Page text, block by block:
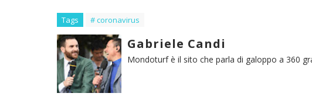
Tags # coronavirus
Gabriele Candi
Mondoturf è il sito che parla di galoppo a 360